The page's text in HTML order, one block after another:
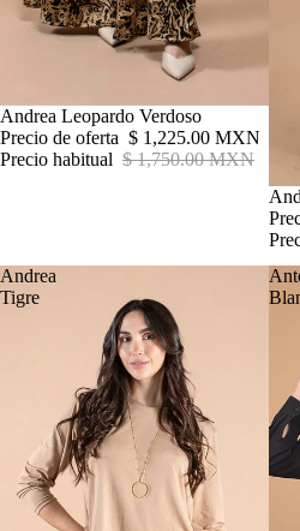
Oferta
Andrea Leopardo Verdoso
Precio de oferta $ 1,225.00 MXN
Precio habitual $ 1,750.00 MXN
Andrea
Tigre